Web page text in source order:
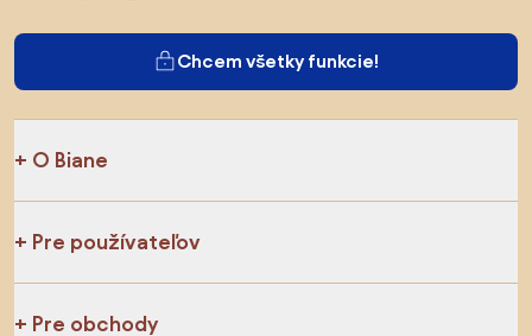
Chcem všetky funkcie!
O Biane
Pre používateľov
Pre obchody